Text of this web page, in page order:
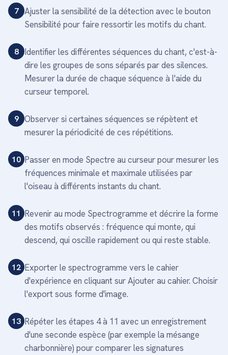
7 Ajuster la sensibilité de la détection avec le bouton
Sensibilité pour faire ressortir les motifs du chant.
8 Identifier les différentes séquences du chant, c'est-à-
dire les groupes de sons séparés par des silences.
Mesurer la durée de chaque séquence à l'aide du
curseur temporel.
9 Observer si certaines séquences se répètent et
mesurer la périodicité de ces répétitions.
10 Passer en mode Spectre au curseur pour mesurer les
fréquences minimale et maximale utilisées par
l'oiseau à différents instants du chant.
11 Revenir au mode Spectrogramme et décrire la forme
des motifs observés : fréquence qui monte, qui
descend, qui oscille rapidement ou qui reste stable.
12 Exporter le spectrogramme vers le cahier
d'expérience en cliquant sur Ajouter au cahier. Choisir
l'export sous forme d'image.
13 Répéter les étapes 4 à 11 avec un enregistrement
d'une seconde espèce (par exemple la mésange
charbonnière) pour comparer les signatures